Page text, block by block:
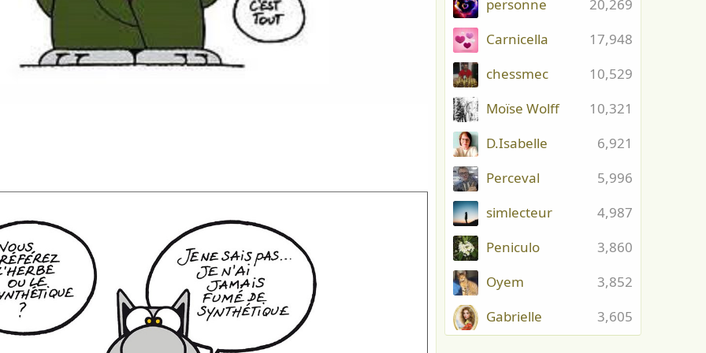
20,269
personne
17,948
Carnicella
10,529
chessmec
10,321
Moïse Wolff
6,921
D.Isabelle
5,996
Perceval
4,987
simlecteur
3,860
Peniculo
3,852
Oyem
3,605
Gabrielle